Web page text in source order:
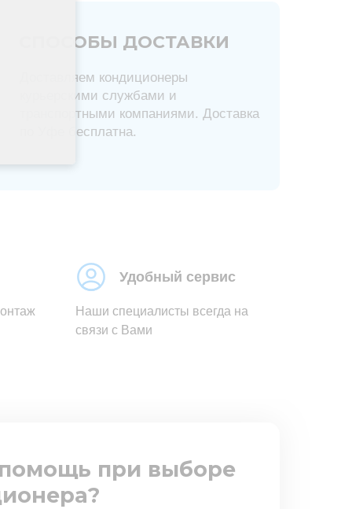
Доставляем кондиционеры
курьерскими службами и
транспортными компаниями. Доставка
по Уфе бесплатна.
СПОСОБЫ ДОСТАВКИ
Удобный сервис
Наши специалисты всегда на
связи с Вами
при выборе